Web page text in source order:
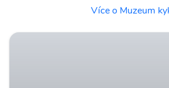
Více o Muzeum